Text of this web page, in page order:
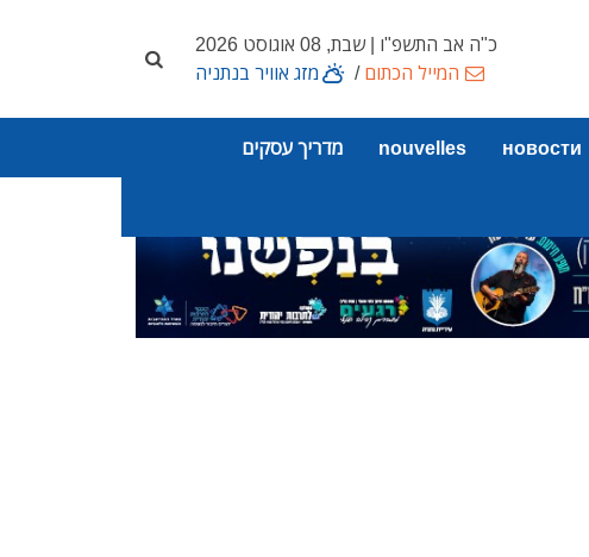
כ"ה אב התשפ"ו | שבת, 08 אוגוסט 2026
המייל הכתום/ מזג אוויר בנתניה
новости
nouvelles מדריך עסקים